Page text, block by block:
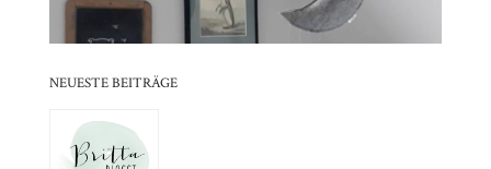
NEUESTE BEITRÄGE